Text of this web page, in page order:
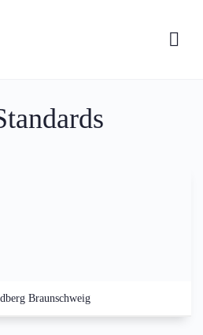
Braunschweig